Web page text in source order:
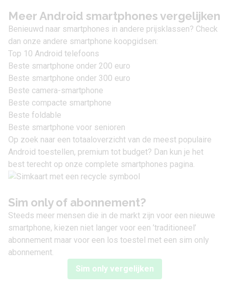
Meer Android smartphones vergelijken
Benieuwd naar smartphones in andere prijsklassen? Check
dan onze andere smartphone koopgidsen:
Top 10 Android telefoons
Beste smartphone onder 200 euro
Beste smartphone onder 300 euro
Beste camera-smartphone
Beste compacte smartphone
Beste foldable
Beste smartphone voor senioren
Op zoek naar een totaaloverzicht van de meest populaire
Android toestellen, premium tot budget? Dan kun je het
best terecht op onze complete smartphones pagina.
Sim only of abonnement?
Steeds meer mensen die in de markt zijn voor een nieuwe
smartphone, kiezen niet langer voor een ’traditioneel’
abonnement maar voor een los toestel met een sim only
abonnement.
Sim only vergelijken